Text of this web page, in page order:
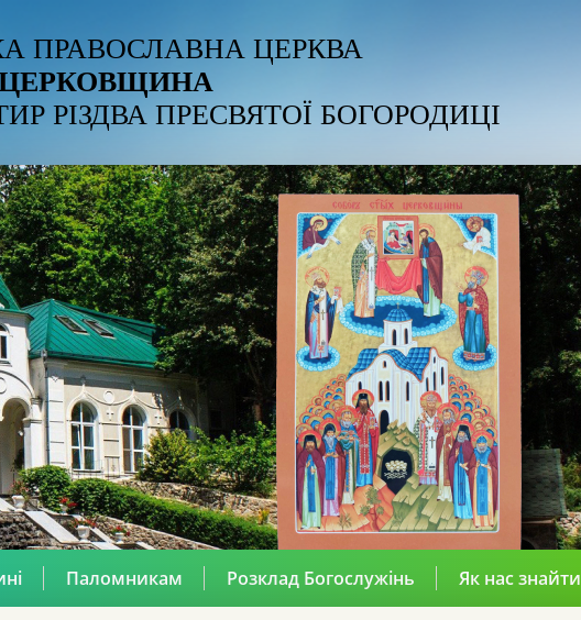
ПРАВОСЛАВНА ЦЕРКВА
РІЗДВА ПРЕСВЯТОЇ БОГОРОДИЦІ
Паломникам Розклад Богослужінь Як нас знайти